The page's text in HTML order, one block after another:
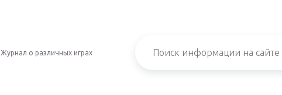
Журнал о различных играх